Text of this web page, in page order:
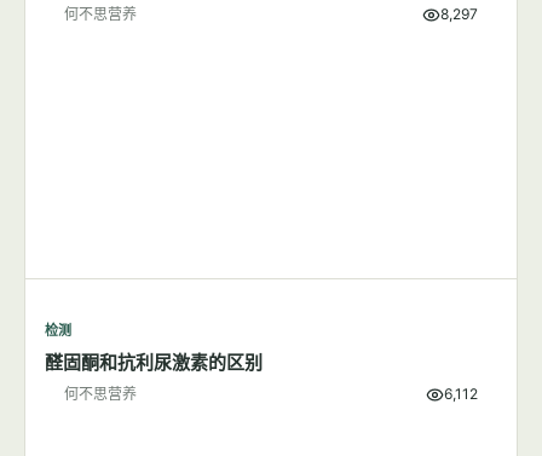
何不思营养 8,297
检测
醛固酮和抗利尿激素的区别
何不思营养 6,112